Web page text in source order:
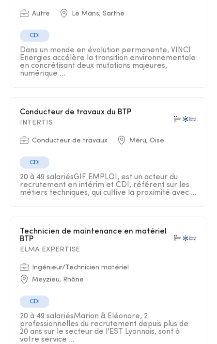
Autre Le Mans, Sarthe
CDI
Dans un monde en évolution permanente, VINCI
Energies accélère la transition environnementale
en concrétisant deux mutations majeures,
numérique ...
Conducteur de travaux du BTP
INTERTIS
Conducteur de travaux Méru, Oise
CDI
20 à 49 salariésGIF EMPLOI, est un acteur du
recrutement en intérim et CDI, référent sur les
métiers techniques, qui cultive la proximité avec ...
BTP
ELMA EXPERTISE
Ingénieur/Technicien matériel
Meyzieu, Rhône
CDI
20 à 49 salariésMarion & Eléonore, 2
professionnelles du recrutement depuis plus de
20 ans sur le secteur de l'EST Lyonnais, sont à
votre service ...